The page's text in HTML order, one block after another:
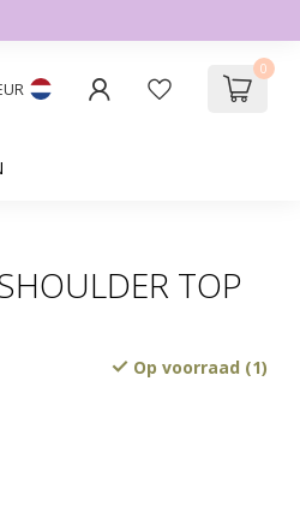
0
TOP
Op voorraad (1)